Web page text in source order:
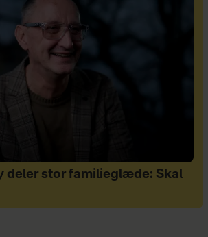
deler stor familieglæde: Skal